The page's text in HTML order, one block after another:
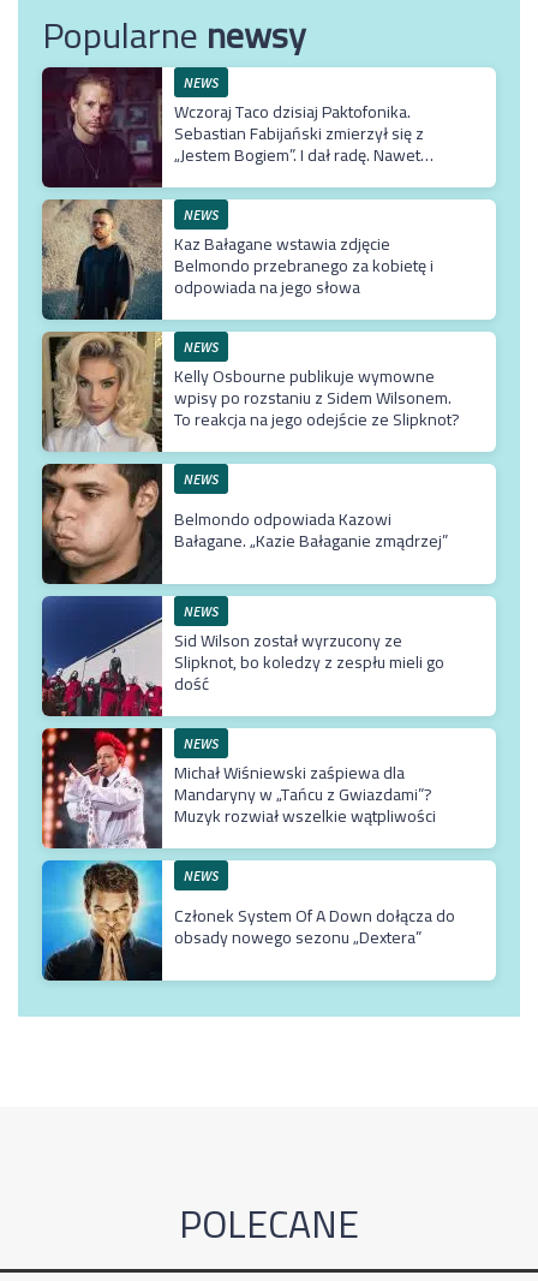
Popularnenewsy
NEWS
Wczoraj Taco dzisiaj Paktofonika.
Sebastian Fabijański zmierzył się z
„Jestem Bogiem”. I dał radę. Nawet
NEWS
Kaz Bałagane wstawia zdjęcie
Belmondo przebranego za kobietę i
odpowiada na jego słowa
NEWS
Kelly Osbourne publikuje wymowne
wpisy po rozstaniu z Sidem Wilsonem.
To reakcja na jego odejście ze Slipknot?
NEWS
Belmondo odpowiada Kazowi
Bałagane. „Kazie Bałaganie zmądrzej”
NEWS
Sid Wilson został wyrzucony ze
Slipknot, bo koledzy z zespłu mieli go
dość
NEWS
Michał Wiśniewski zaśpiewa dla
Mandaryny w „Tańcu z Gwiazdami”?
Muzyk rozwiał wszelkie wątpliwości
NEWS
Członek System Of A Down dołącza do
obsady nowego sezonu „Dextera”
POLECANE